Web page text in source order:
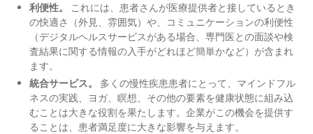
利便性。
これには、患者さんが医療提供者と接しているとき
の快適さ（外見、雰囲気）や、コミュニケーションの利便性
（デジタルヘルスサービスがある場合、専門医との面談や検
査結果に関する情報の入手がどれほど簡単かなど）が含まれ
ます。
統合サービス。
多くの慢性疾患患者にとって、マインドフル
ネスの実践、ヨガ、瞑想、その他の要素を健康状態に組み込
むことは大きな役割を果たします。企業がこの機会を提供す
ることは、患者満足度に大きな影響を与えます。